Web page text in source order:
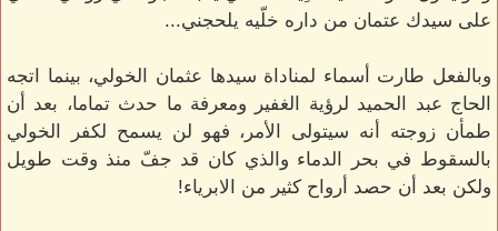
على سيدك عتمان من داره خلّيه يلحجني...
وبالفعل طارت أسماء لمناداة سيدها عثمان الخولي، بينما اتجه
الحاج عبد الحميد لرؤية الغفير ومعرفة ما حدث تماما، بعد أن
طمأن زوجته أنه سيتولى الأمر، فهو لن يسمح لكفر الخولي
بالسقوط في بحر الدماء والذي كان قد جفّ منذ وقت طويل
ولكن بعد أن حصد أرواح كثير من الابرياء!